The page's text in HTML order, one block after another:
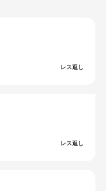
レス返し
レス返し